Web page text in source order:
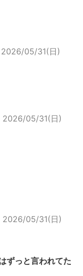
2026/05/31(日)
2026/05/31(日)
2026/05/31(日)
ずっと言われてた